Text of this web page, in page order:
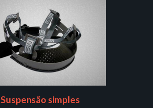
Suspensão simples